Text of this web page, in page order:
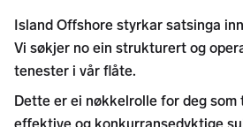
Island Offshore styrkar satsinga
Vi søkjer no ein strukturert og
tenester i vår flåte.
Dette er ei nøkkelrolle for deg